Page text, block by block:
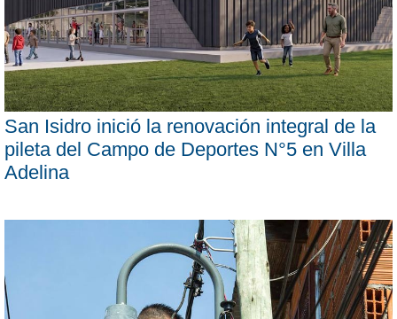
San Isidro inició la renovación integral de la
pileta del Campo de Deportes N°5 en Villa
Adelina